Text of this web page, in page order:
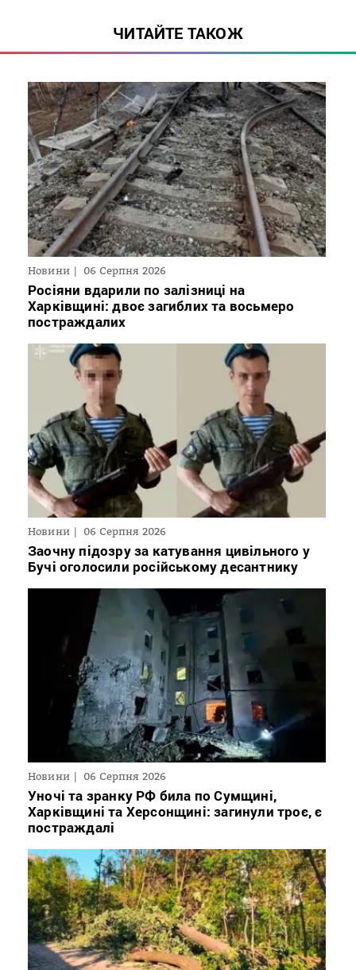
ЧИТАЙТЕ ТАКОЖ
Новини 06 Серпня 2026
Росіяни вдарили по залізниці на
Харківщині: двоє загиблих та восьмеро
постраждалих
Новини 06 Серпня 2026
Заочну підозру за катування цивільного у
Бучі оголосили російському десантнику
Новини 06 Серпня 2026
Уночі та зранку РФ била по Сумщині,
Харківщині та Херсонщині: загинули троє, є
постраждалі